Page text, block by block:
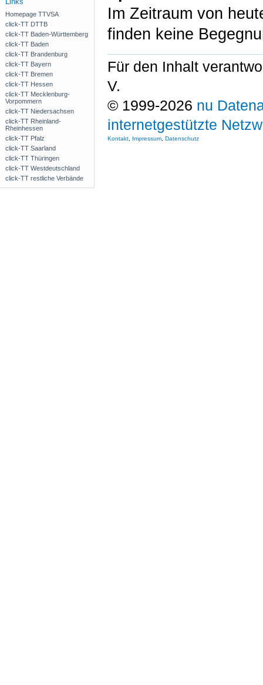
Homepage TTVSA
click-TT DTTB
click-TT Baden-Württemberg
click-TT Baden
click-TT Brandenburg
click-TT Bayern
click-TT Bremen
click-TT Hessen
click-TT Mecklenburg-
Vorpommern
click-TT Niedersachsen
click-TT Rheinland-
Rheinhessen
click-TT Pfalz
click-TT Saarland
click-TT Thüringen
click-TT Westdeutschland
click-TT restliche Verbände
Im Zeitraum von
finden keine
Für den Inhalt
V.
© 1999-2026 nu
internetgestützte
Kontakt Impressum Datenschutz